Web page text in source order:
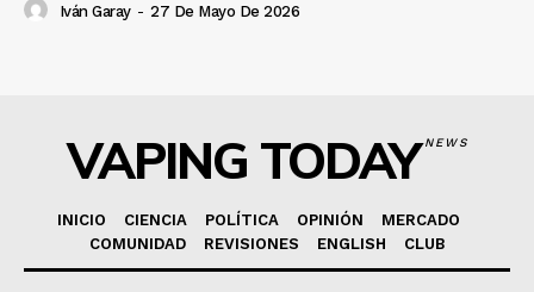
Iván Garay - 27 De Mayo De 2026
VAPING TODAYNEWS
INICIO CIENCIA POLÍTICA OPINIÓN
MERCADO
COMUNIDAD
REVISIONES ENGLISH CLUB